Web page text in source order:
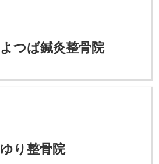
よつば鍼灸整骨院
ゆり整骨院